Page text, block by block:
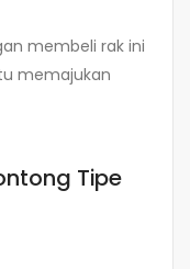
membeli rak ini
memajukan
Tipe